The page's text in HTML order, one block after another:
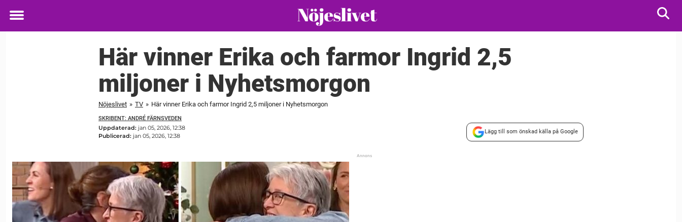
Toggle
Här vinner Erika och farmor Ingrid 2,5
miljoner i Nyhetsmorgon
Nöjeslivet » TV » Här vinner Erika och farmor Ingrid 2,5 miljoner i Nyhetsmorgon
SKRIBENT: ANDRÉ FÄRNSVEDEN
Uppdaterad: jan 05, 2026, 12:38
Publicerad: jan 05, 2026, 12:38
Lägg till som önskad källa på Google